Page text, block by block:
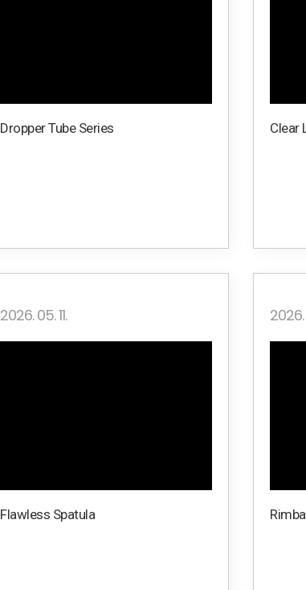
Dropper Tube Series Clear
2026. 05. 11.
Flawless Spatula
2026.